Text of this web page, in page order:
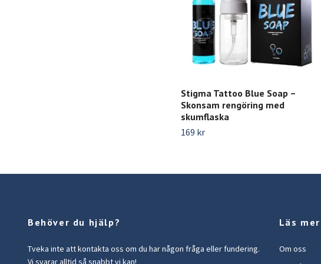
Stigma Tattoo Blue Soap –
Skonsam rengöring med
skumflaska
169 kr
Behöver du hjälp?
Tveka inte att kontakta oss om du har någon fråga eller fundering.
Vi svarar alltid så snabbt vi kan!
Läs mer
Om oss